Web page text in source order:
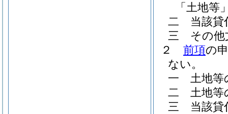
「土地等
二
当該貸
三
その
２
前項の
ない。
一
土地等
二
土地等
三
当該